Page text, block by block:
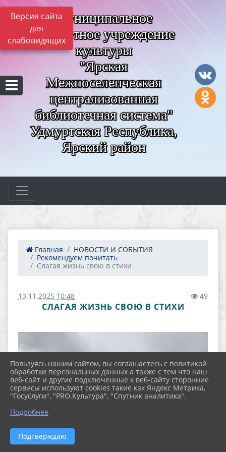
Версия сайта
для
слабовидящих
Муниципальное
бюджетное учреждение
культуры
"Ярская
Межпоселенческая
централизованная
библиотечная система"
Удмуртская Республика,
Ярский район
Главная
НОВОСТИ И СОБЫТИЯ
Рекомендуем почитать
Слагая жизнь свою в стихи
13.11.2025 10:48 49
СЛАГАЯ ЖИЗНЬ СВОЮ В СТИХИ
Пользуясь нашим сайтом, вы соглашаетесь с политикой
обработки персональных данных а также с тем что наш
веб-сайт и другие подключенные к веб-сайту сторонние
сервисы используют cookies такие как Яндекс Метрика,
"Госуслуги", "PRO.Культура", "Спутник аналитика".
Подробнее
Подтверждаю